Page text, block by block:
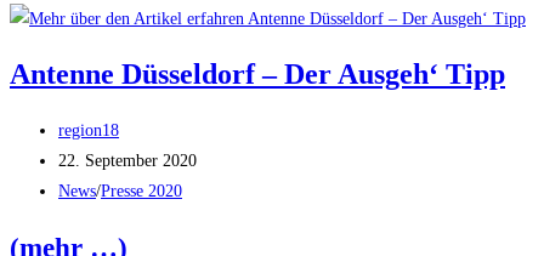
Robert
Angelika
23.09.2020
Antenne Düsseldorf – Der Ausgeh‘ Tipp
Beitrags-
Autor:
region18
Beitrag
veröffentlicht:
22. September 2020
Beitrags-
News/Presse 2020
(mehr …)